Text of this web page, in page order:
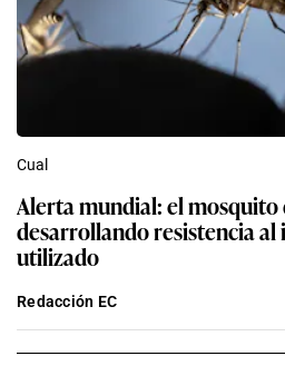
Cual
Alerta mundial: el mosquito
desarrollando resistencia al
utilizado
Redacción EC